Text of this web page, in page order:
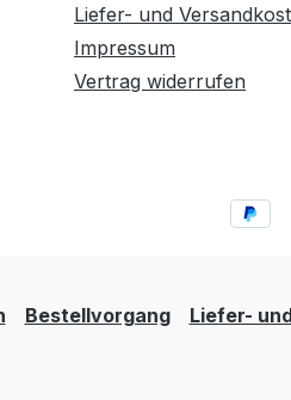
Liefer- und
Impressum
Vertrag widerrufen
Bestellvorgang Liefer-